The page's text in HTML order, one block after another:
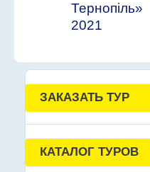
Тернопіль»
2021
ЗАКАЗАТЬ ТУР
КАТАЛОГ ТУРОВ